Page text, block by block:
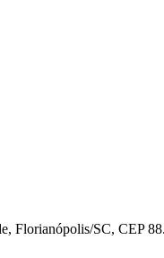
Florianópolis/SC, CEP